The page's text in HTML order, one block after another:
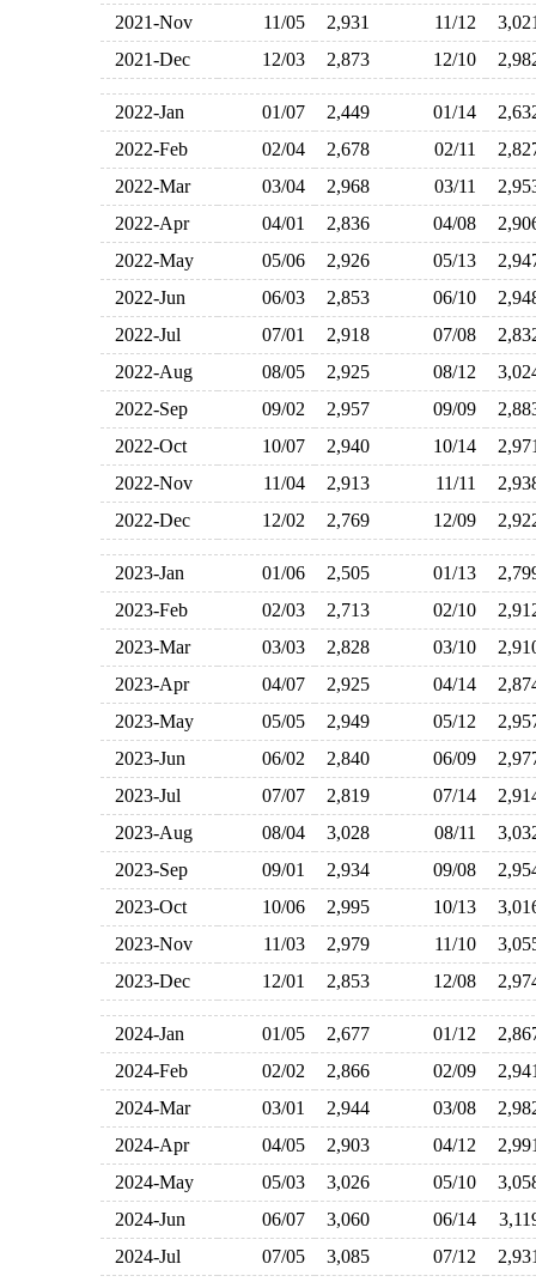
2021-Nov
11/05 2,931 11/12
2021-Dec
12/03 2,873 12/10
2022-Jan 01/07 2,449 01/14
2022-Feb
02/04 2,678 02/11
2022-Mar
03/04 2,968 03/11
2022-Apr
04/01 2,836 04/08
2022-May
05/06 2,926 05/13
2022-Jun
06/03 2,853 06/10
2022-Jul
07/01 2,918 07/08
2022-Aug
08/05 2,925 08/12
2022-Sep
09/02 2,957 09/09
2022-Oct
10/07 2,940 10/14
2022-Nov
11/04 2,913 11/11
2022-Dec
12/02 2,769 12/09
2023-Jan 01/06 2,505 01/13
2023-Feb
02/03 2,713 02/10
2023-Mar
03/03 2,828 03/10
2023-Apr
04/07 2,925 04/14
2023-May
05/05 2,949 05/12
2023-Jun
06/02 2,840 06/09
2023-Jul
07/07 2,819 07/14
2023-Aug
08/04 3,028 08/11
2023-Sep
09/01 2,934 09/08
2023-Oct
10/06 2,995 10/13
2023-Nov
11/03 2,979 11/10
2023-Dec
12/01 2,853 12/08
2024-Jan 01/05 2,677 01/12
2024-Feb
02/02 2,866 02/09
2024-Mar
03/01 2,944 03/08
2024-Apr
04/05 2,903 04/12
2024-May
05/03 3,026 05/10
2024-Jun
06/07 3,060 06/14
2024-Jul
07/05 3,085 07/12